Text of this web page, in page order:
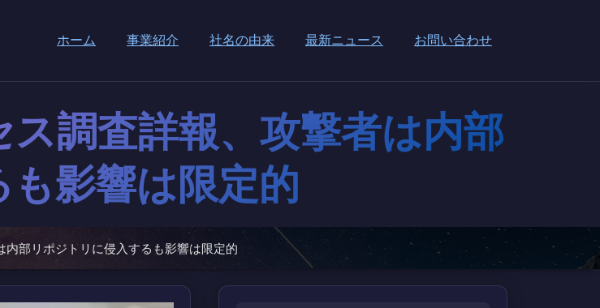
ホーム 事業紹介 社名の由来 最新ニュース お問い合わせ
調査詳報、攻撃者は内部
影響は限定的
部リポジトリに侵入するも影響は限定的